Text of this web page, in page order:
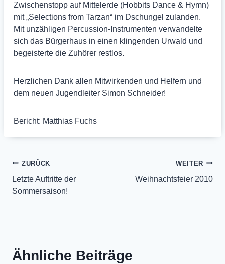
Zwischenstopp auf Mittelerde (Hobbits Dance & Hymn)
mit „Selections from Tarzan“ im Dschungel zulanden.
Mit unzähligen Percussion-Instrumenten verwandelte
sich das Bürgerhaus in einen klingenden Urwald und
begeisterte die Zuhörer restlos.
Herzlichen Dank allen Mitwirkenden und Helfern und
dem neuen Jugendleiter Simon Schneider!
Bericht: Matthias Fuchs
Beitragsnavigation
ZURÜCK
Letzte Auftritte der
Sommersaison!
WEITER
Weihnachtsfeier 2010
Ähnliche Beiträge